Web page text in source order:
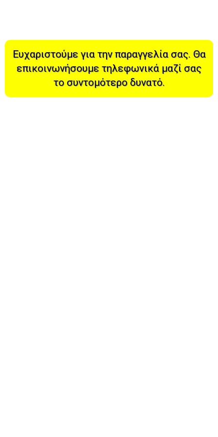
Ευχαριστούμε για την παραγγελία σας. Θα
επικοινωνήσουμε τηλεφωνικά μαζί σας
το συντομότερο δυνατό.